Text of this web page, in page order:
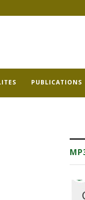
PUBLICATIONS